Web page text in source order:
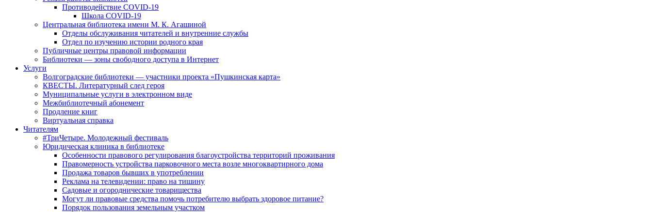
Противодействие COVID-19
Школа COVID-19
Центральная библиотека имени М. К. Агашиной
Отделы обслуживания читателей и внутренние службы
Отдел по изучению истории родного края
Публичные центры правовой информации
Библиотеки — зоны свободного доступа в Интернет
Услуги
Волгоградские библиотеки — участники проекта «Пушкинская карта»
КВЕСТЫ. Литературный след героя
Муниципальные услуги в электронном виде
Межбиблиотечный абонемент
Продление книг
Виртуальная справка
Читателям
#ТриЧетыре. Молодежный фестиваль
Юридическая клиника в библиотеке
Особенности правового регулирования благоустройства территорий проживания
Правомерность устройства парковочного места возле многоквартирного дома
Продажа товаров бывших в употреблении
Реклама на телевидении: право на тишину
Садовые и огороднические товарищества
Могут ли правовые средства помочь потребителю выбрать здоровое питание?
Порядок пользования земельным участком